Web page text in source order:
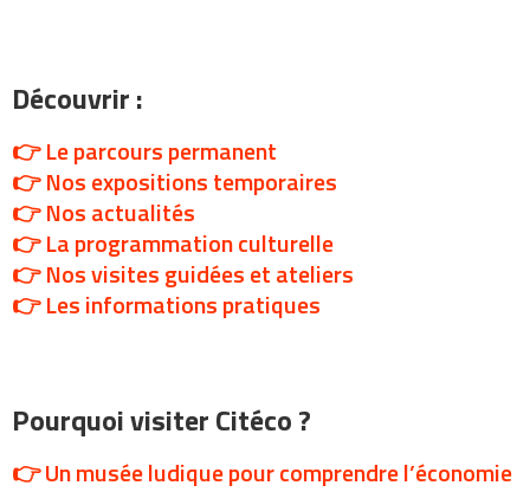
Découvrir :
👉Le parcours permanent
👉Nos expositions temporaires
👉Nos actualités
👉La programmation culturelle
👉Nos visites guidées et ateliers
👉Les informations pratiques
Pourquoi visiter Citéco ?
👉 Un musée ludique pour comprendre l’économie